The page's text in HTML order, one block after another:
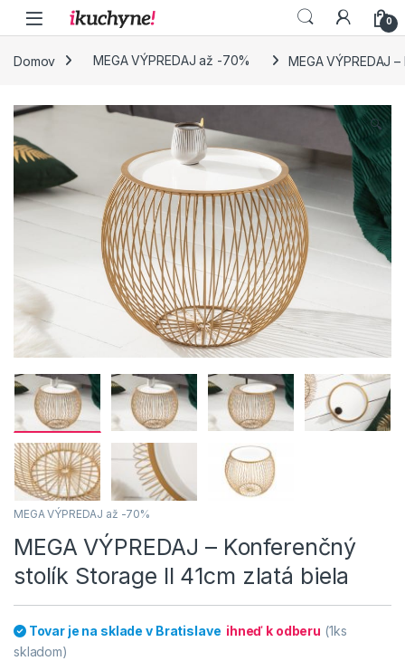
Skip to navigation
Skip to content
0
Domov MEGA VÝPREDAJ až -70% MEGA VÝPREDAJ
🔍
MEGA VÝPREDAJ až -70%
MEGA VÝPREDAJ – Konferenčný
stolík Storage II 41cm zlatá biela
Tovar je na sklade v Bratislave ihneď k odberu (1ks
skladom)